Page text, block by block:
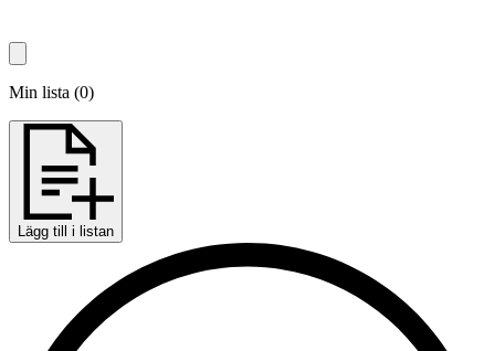
Min lista (0)
Lägg till i listan